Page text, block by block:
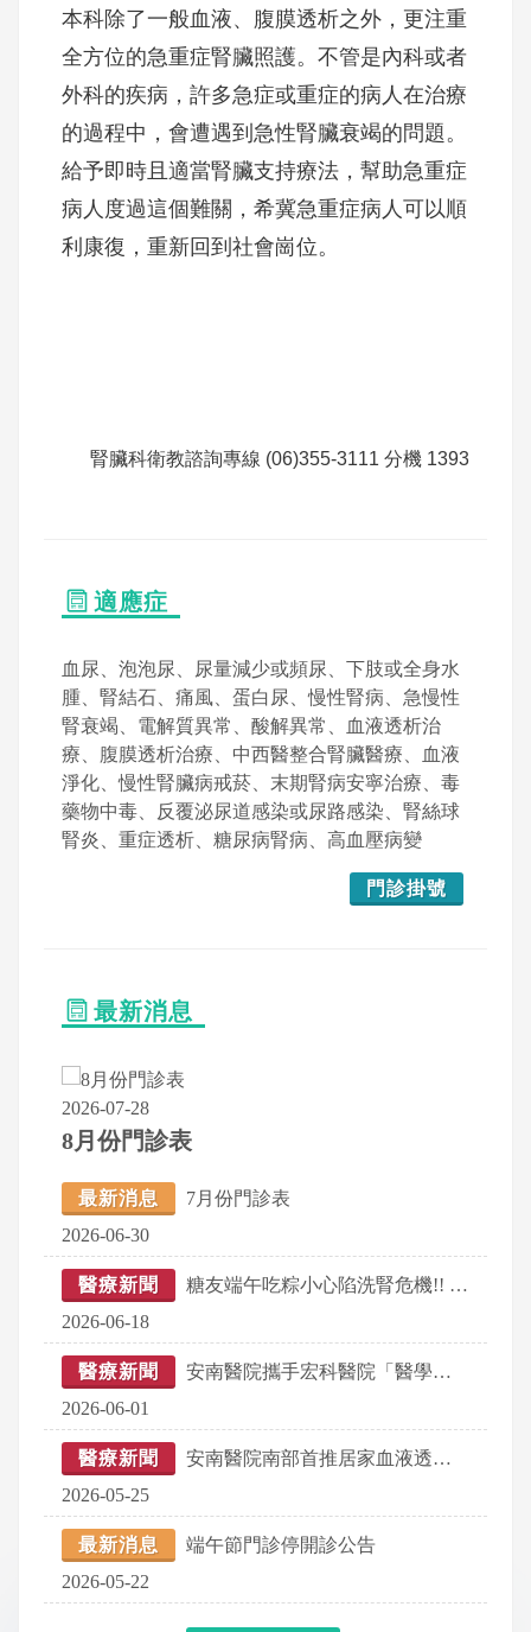
本科除了一般血液、腹膜透析之外，更注重
全方位的急重症腎臟照護。不管是內科或者
外科的疾病，許多急症或重症的病人在治療
的過程中，會遭遇到急性腎臟衰竭的問題。
給予即時且適當腎臟支持療法，幫助急重症
病人度過這個難關，希冀急重症病人可以順
利康復，重新回到社會崗位。
腎臟科衛教諮詢專線 (06)355-3111 分機 1393
適應症
血尿、泡泡尿、尿量減少或頻尿、下肢或全身水
腫、腎結石、痛風、蛋白尿、慢性腎病、急慢性
腎衰竭、電解質異常、酸解異常、血液透析治
療、腹膜透析治療、中西醫整合腎臟醫療、血液
淨化、慢性腎臟病戒菸、末期腎病安寧治療、毒
藥物中毒、反覆泌尿道感染或尿路感染、腎絲球
腎炎、重症透析、糖尿病腎病、高血壓病變
門診掛號
最新消息
2026-07-28
8月份門診表
最新消息
7月份門診表
2026-06-30
醫療新聞
糖友端午吃粽小心陷洗腎危機!! 安南醫院倡「排糖、抗發炎」雙重防護，逆轉腎衰竭
2026-06-18
醫療新聞
安南醫院攜手宏科醫院「醫學中心級」洗腎中心正式啟用！ 善化、新市、安定等地腎友可就近洗腎，免去長途奔波
2026-06-01
醫療新聞
安南醫院南部首推居家血液透析 助腎友重拾生活自主權
2026-05-25
最新消息
端午節門診停開診公告
2026-05-22